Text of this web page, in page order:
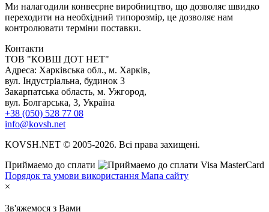
Ми налагодили конвеєрне виробництво, що дозволяє швидко
переходити на необхідний типорозмір, це дозволяє нам
контролювати терміни поставки.
Контакти
TOB "КОВШ ДОТ НЕТ"
Адреса: Харківська обл., м. Харків,
вул. Індустріальна, будинок 3
Закарпатська область, м. Ужгород,
вул. Болгарська, 3, Україна
+38 (050) 528 77 08
info@kovsh.net
KOVSH.NET © 2005-2026. Всі права захищені.
Приймаемо до сплати
Порядок та умови використання Мапа сайту
×
Зв'яжемося з Вами